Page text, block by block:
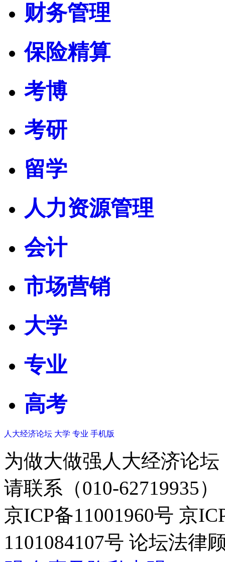
财务管理
保险精算
考博
考研
留学
人力资源管理
会计
市场营销
大学
专业
高考
人大经济论坛 大学 专业 手机版
为做大做强人大经济论
请联系（010-62719935）
京ICP备11001960号 京
1101084107号 论坛法律